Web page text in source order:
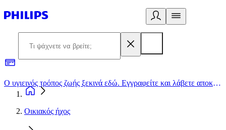
Ο υγιεινός τρόπος ζωής ξεκινά εδώ. Εγγραφείτε και λάβετε αποκλειστικές προσφορές
Οικιακός ήχος